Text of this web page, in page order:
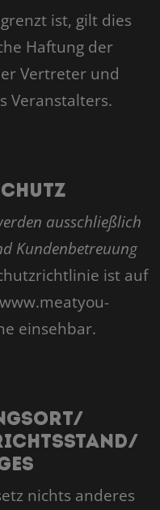
ist, gilt dies
Haftung der
Vertreter und
Veranstalters.
ausschließlich
Kundenbetreuung
ist auf
einsehbar.
nichts anderes